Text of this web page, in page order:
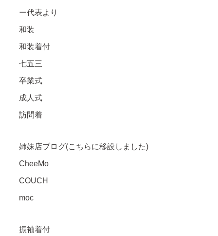
ー代表より
和装
和装着付
七五三
卒業式
成人式
訪問着
姉妹店ブログ(こちらに移設しました)
CheeMo
COUCH
moc
振袖着付